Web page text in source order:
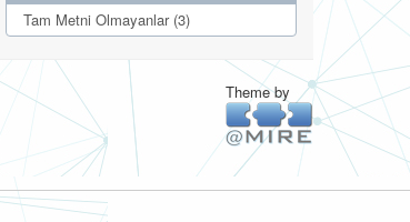
Tam Metni Olmayanlar (3)
Theme by